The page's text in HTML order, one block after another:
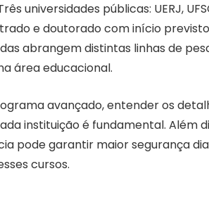
universidades públicas: UERJ,
e doutorado com início
abrangem distintas linhas de
área educacional.
avançado, entender os
instituição é fundamental. Além
pode garantir maior segurança
cursos.